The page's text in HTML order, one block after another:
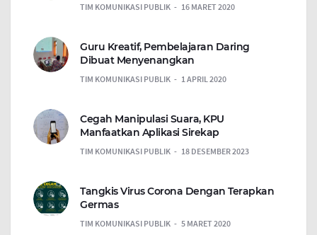
TIM KOMUNIKASI PUBLIK 16 MARET 2020
Guru Kreatif, Pembelajaran Daring
Dibuat Menyenangkan
TIM KOMUNIKASI PUBLIK 1 APRIL 2020
Cegah Manipulasi Suara, KPU
Manfaatkan Aplikasi Sirekap
TIM KOMUNIKASI PUBLIK 18 DESEMBER 2023
Tangkis Virus Corona Dengan Terapkan
Germas
TIM KOMUNIKASI PUBLIK 5 MARET 2020